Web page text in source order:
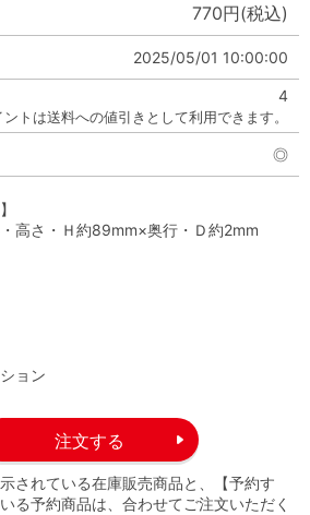
770円(税込)
2025/05/01 10:00:00
4
トは送料への値引きとして利用できます。
◎
高さ・Ｈ約89mm×奥行・Ｄ約2mm
ョン
されている在庫販売商品と、【予約す
る予約商品は、合わせてご注文いただく